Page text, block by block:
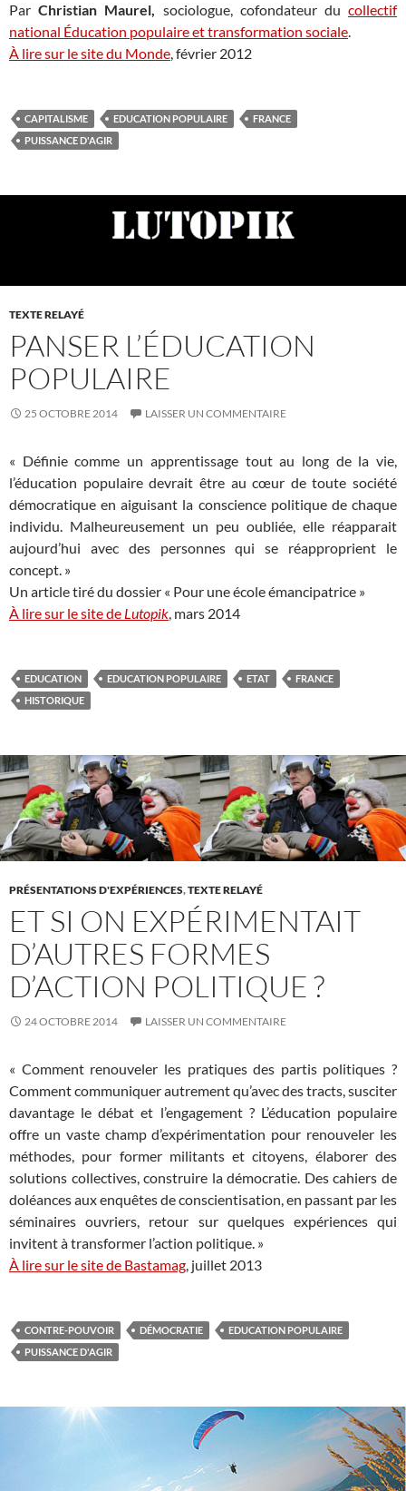
ParChristian Maurel, sociologue, cofondateur ducollectif
national Éducation populaire et transformation sociale.
À lire sur le site du Monde, février 2012
CAPITALISME EDUCATION POPULAIRE
FRANCE
PUISSANCE D'AGIR
TEXTE RELAYÉ
PANSER L’ÉDUCATION
POPULAIRE
25 OCTOBRE 2014 LAISSER UN COMMENTAIRE
« Définie comme un apprentissage tout au long de la vie,
l’éducation populaire devrait être au cœur de toute société
démocratique en aiguisant la conscience politique de chaque
individu. Malheureusement un peu oubliée, elle réapparait
aujourd’hui avec des personnes qui se réapproprient le
concept. »
Un article tiré du dossier « Pour une école émancipatrice »
À lire sur le site de Lutopik, mars 2014
EDUCATION EDUCATION POPULAIRE ETAT
FRANCE
HISTORIQUE
PRÉSENTATIONS D'EXPÉRIENCES,TEXTE RELAYÉ
ET SI ON EXPÉRIMENTAIT
D’AUTRES FORMES
D’ACTION POLITIQUE ?
24 OCTOBRE 2014 LAISSER UN COMMENTAIRE
« Comment renouveler les pratiques des partis politiques ?
Comment communiquer autrement qu’avec des tracts, susciter
davantage le débat et l’engagement ? L’éducation populaire
offre un vaste champ d’expérimentation pour renouveler les
méthodes, pour former militants et citoyens, élaborer des
solutions collectives, construire la démocratie. Des cahiers de
doléances aux enquêtes de conscientisation, en passant par les
séminaires ouvriers, retour sur quelques expériences qui
invitent à transformer l’action politique. »
À lire sur le site de Bastamag, juillet 2013
CONTRE-POUVOIR DÉMOCRATIE
EDUCATION POPULAIRE
PUISSANCE D'AGIR